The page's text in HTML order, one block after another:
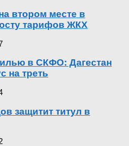
втором месте в
тарифов ЖКХ
в СКФО: Дагестан
на треть
защитит титул в